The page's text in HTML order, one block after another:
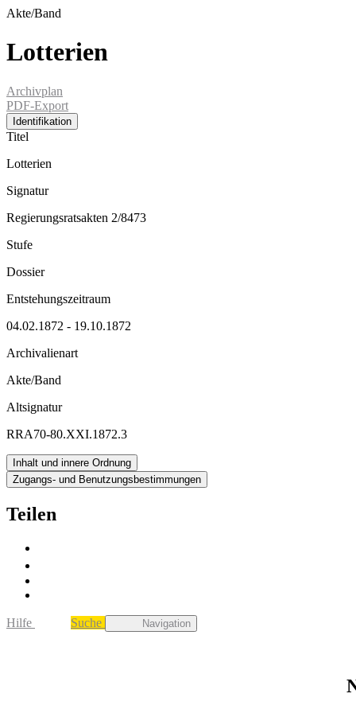
Akte/Band
Lotterien
Archivplan
PDF-Export
Identifikation
Titel
Lotterien
Signatur
Regierungsratsakten 2/8473
Stufe
Dossier
Entstehungszeitraum
04.02.1872 - 19.10.1872
Archivalienart
Akte/Band
Altsignatur
RRA70-80.XXI.1872.3
Inhalt und innere Ordnung
Zugangs- und Benutzungsbestimmungen
Teilen
Hilfe Suche Navigation